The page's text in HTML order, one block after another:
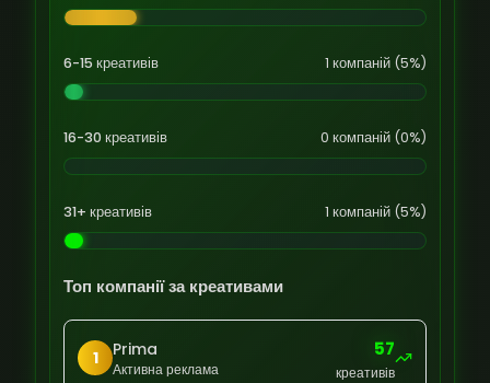
6-15 креативів 1 компаній (5%)
16-30 креативів 0 компаній (0%)
31+ креативів 1 компаній (5%)
Топ компанії за креативами
1 Prima
Активна реклама
57
креативів